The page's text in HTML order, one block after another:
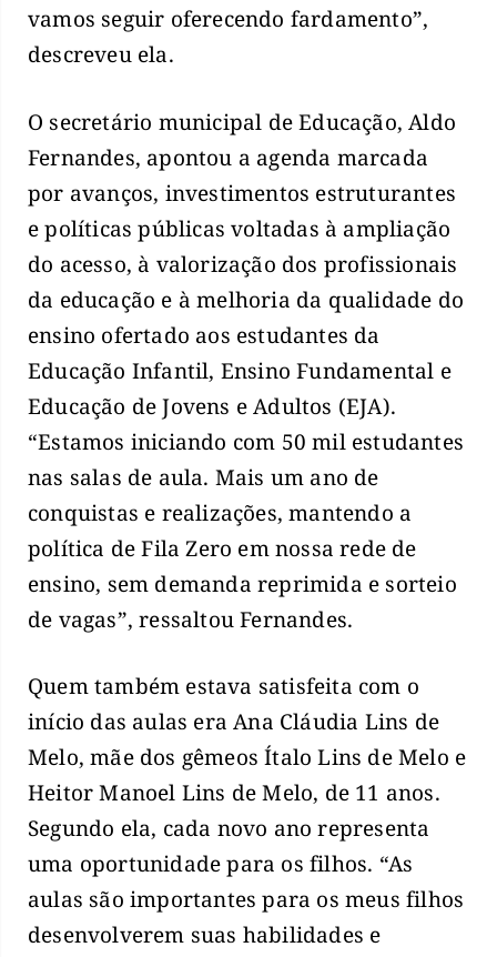
vamos seguir oferecendo fardamento”,
descreveu ela.
O secretário municipal de Educação, Aldo
Fernandes, apontou a agenda marcada
por avanços, investimentos estruturantes
e políticas públicas voltadas à ampliação
do acesso, à valorização dos profissionais
da educação e à melhoria da qualidade do
ensino ofertado aos estudantes da
Educação Infantil, Ensino Fundamental e
Educação de Jovens e Adultos (EJA).
“Estamos iniciando com 50 mil estudantes
nas salas de aula. Mais um ano de
conquistas e realizações, mantendo a
política de Fila Zero em nossa rede de
ensino, sem demanda reprimida e sorteio
de vagas”, ressaltou Fernandes.
Quem também estava satisfeita com o
início das aulas era Ana Cláudia Lins de
Melo, mãe dos gêmeos Ítalo Lins de Melo e
Heitor Manoel Lins de Melo, de 11 anos.
Segundo ela, cada novo ano representa
uma oportunidade para os filhos. “As
aulas são importantes para os meus filhos
desenvolverem suas habilidades e